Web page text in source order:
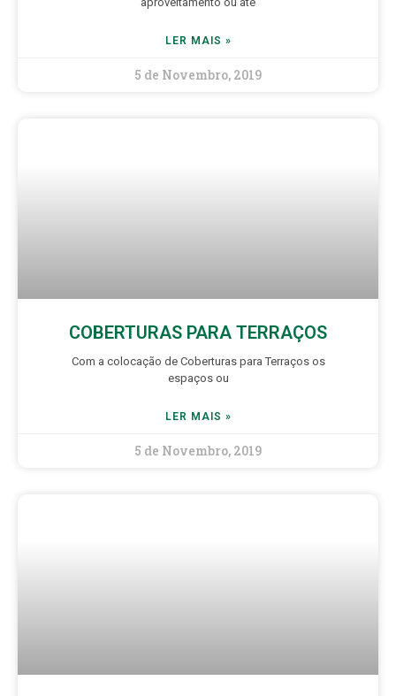
LER MAIS »
5 de Novembro, 2019
COBERTURAS PARA TERRAÇOS
Com a colocação de Coberturas para Terraços os
espaços ou
LER MAIS »
5 de Novembro, 2019